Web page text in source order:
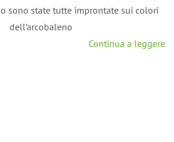
sono state tutte improntate sui colori
dell’arcobaleno
Continua a leggere